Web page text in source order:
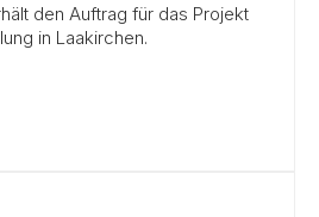
den Auftrag für das Projekt
in Laakirchen.